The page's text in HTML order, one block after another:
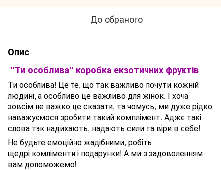
До обраного
Опис
"Ти особлива" коробка екзотичних фруктів
Ти особлива! Це те, що так важливо почути кожній
людині, а особливо це важливо для жінок. І хоча
зовсім не важко це сказати, та чомусь, ми дуже рідко
наважуємося зробити такий комплімент. Адже такі
слова так надихають, надають сили та віри в себе!
Не будьте емоційно жадібними, робіть
щедрі комліменти і подарунки! А ми з задоволенням
вам допоможемо!